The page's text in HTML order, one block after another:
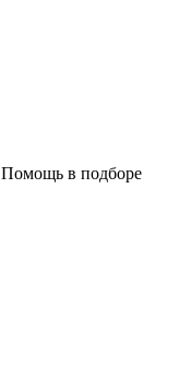
Помощь в подборе